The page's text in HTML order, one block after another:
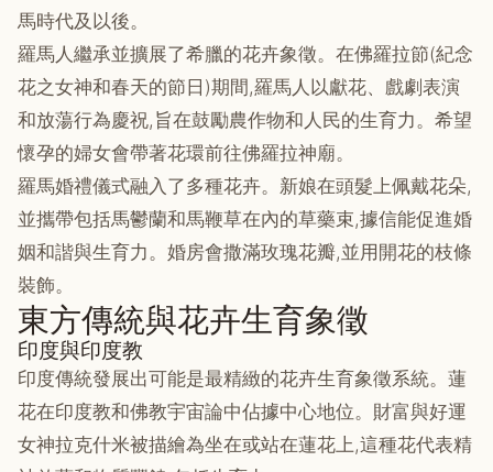
馬時代及以後。
羅馬人繼承並擴展了希臘的花卉象徵。在佛羅拉節(紀念
花之女神和春天的節日)期間,羅馬人以獻花、戲劇表演
和放蕩行為慶祝,旨在鼓勵農作物和人民的生育力。希望
懷孕的婦女會帶著花環前往佛羅拉神廟。
羅馬婚禮儀式融入了多種花卉。新娘在頭髮上佩戴花朵,
並攜帶包括馬鬱蘭和馬鞭草在內的草藥束,據信能促進婚
姻和諧與生育力。婚房會撒滿玫瑰花瓣,並用開花的枝條
裝飾。
東方傳統與花卉生育象徵
印度與印度教
印度傳統發展出可能是最精緻的花卉生育象徵系統。蓮
花在印度教和佛教宇宙論中佔據中心地位。財富與好運
女神拉克什米被描繪為坐在或站在蓮花上,這種花代表精